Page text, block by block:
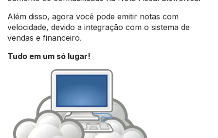
Além disso, agora você pode emitir notas com
velocidade, devido a integração com o sistema de
vendas e financeiro.
Tudo em um só lugar!